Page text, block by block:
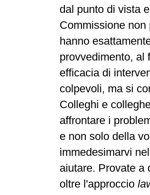
dal punto di vista
Commissione
hanno
provvedimento, al
efficacia di
colpevoli, ma si
Colleghi e
affrontare i
e non solo della
immedesimarvi
aiutare. Provate a
oltre l'approccio